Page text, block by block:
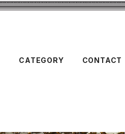
CATEGORY CONTACT